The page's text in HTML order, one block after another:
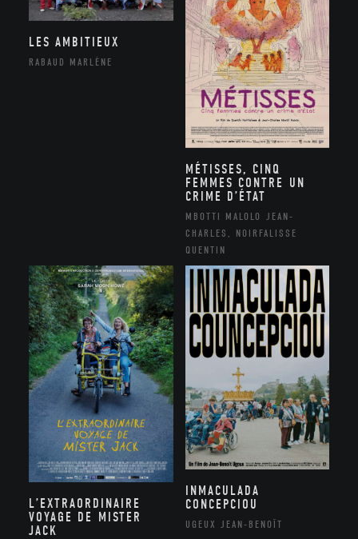
LES AMBITIEUX
RABAUD MARLÈNE
MÉTISSES, CINQ
FEMMES CONTRE UN
CRIME D’ÉTAT
MBOTTI MALOLO JEAN-
CHARLES, NOIRFALISSE
QUENTIN
L’EXTRAORDINAIRE
VOYAGE DE MISTER
JACK
INMACULADA
CONCEPCIOU
UGEUX JEAN-BENOÎT